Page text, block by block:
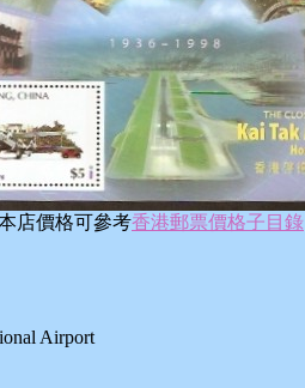
店價格可參考香港郵票價格子目錄
Airport